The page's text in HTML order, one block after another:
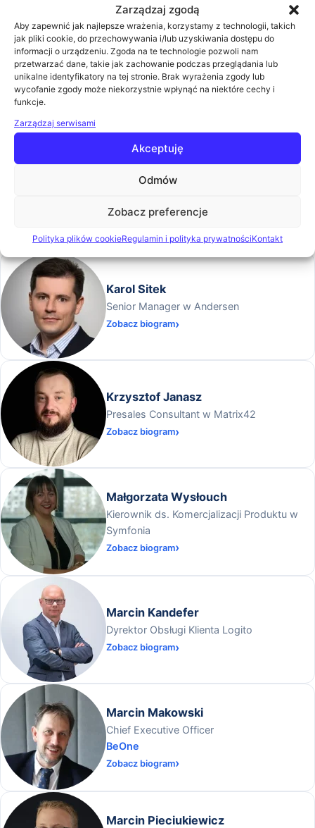
Zarządzaj zgodą
Aby zapewnić jak najlepsze wrażenia, korzystamy z technologii, takich
jak pliki cookie, do przechowywania i/lub uzyskiwania dostępu do
informacji o urządzeniu. Zgoda na te technologie pozwoli nam
przetwarzać dane, takie jak zachowanie podczas przeglądania lub
unikalne identyfikatory na tej stronie. Brak wyrażenia zgody lub
wycofanie zgody może niekorzystnie wpłynąć na niektóre cechy i
funkcje.
Zarządzaj serwisami
Akceptuję
Odmów
Zobacz preferencje
Polityka plików cookieRegulamin i polityka prywatnościKontakt
Jakub Rzepa
Presales Consultant w WEBCON
Karol Floriańczyk
Zobacz biogram
Karol Sitek
Senior Manager w Andersen
Zobacz biogram
Krzysztof Janasz
Presales Consultant w Matrix42
Zobacz biogram
Małgorzata Wysłouch
Kierownik ds. Komercjalizacji Produktu w
Symfonia
Zobacz biogram
Marcin Kandefer
Dyrektor Obsługi Klienta Logito
Zobacz biogram
Marcin Makowski
Chief Executive Officer
BeOne
Zobacz biogram
Marcin Pieciukiewicz